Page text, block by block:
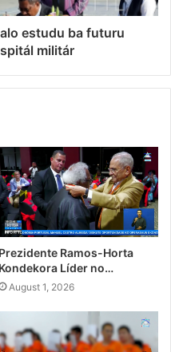
estudu ba futuru
militár
Prezidente Ramos-Horta
Kondekora Líder no…
August 1, 2026